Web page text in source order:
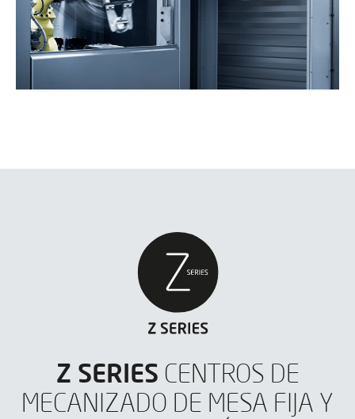
Z SERIES CENTROS DE
MECANIZADO DE MESA FIJA Y
Acepto recibir publicaciones de IBARMIA vía email.